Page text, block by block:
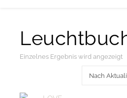
Einzelnes Ergebnis wird angezeigt